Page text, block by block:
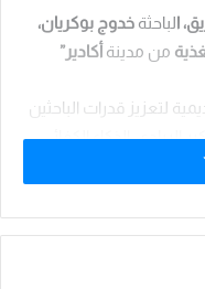
ا لباحثة خدوج بوكريان،
من مدينة أكادير”
لتعزيز قدرات الباحثين
الذكاء الكفائي،